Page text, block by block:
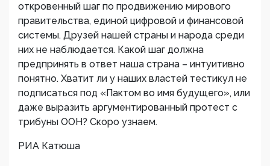
откровенный шаг по продвижению мирового
правительства, единой цифровой и финансовой
системы. Друзей нашей страны и народа среди
них не наблюдается. Какой шаг должна
предпринять в ответ наша страна – интуитивно
понятно. Хватит ли у наших властей тестикул не
подписаться под «Пактом во имя будущего», или
даже выразить аргументированный протест с
трибуны ООН? Скоро узнаем.
РИА Катюша